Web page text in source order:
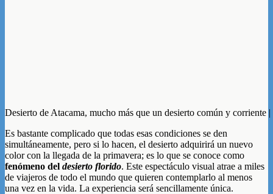
Desierto de Atacama, mucho más que un desierto común y corriente |
Es bastante complicado que todas esas condiciones se den
simultáneamente, pero si lo hacen, el desierto adquirirá un nuevo
color con la llegada de la primavera; es lo que se conoce como
fenómeno del desierto florido. Este espectáculo visual atrae a miles
de viajeros de todo el mundo que quieren contemplarlo al menos
una vez en la vida. La experiencia será sencillamente única.